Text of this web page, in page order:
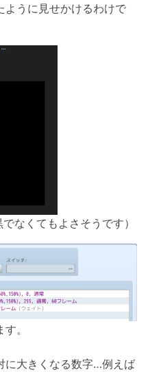
ように見せかけるわけで
なくてもよさそうです）
。
に大きくなる数字…例えば